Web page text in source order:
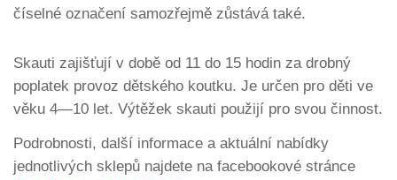
číselné označení samozřejmě zůstává také.
Skauti zajišťují v době od 11 do 15 hodin za drobný
poplatek provoz dětského koutku. Je určen pro děti ve
věku 4—10 let. Výtěžek skauti použijí pro svou činnost.
Podrobnosti, další informace a aktuální nabídky
jednotlivých sklepů najdete na facebookové stránce